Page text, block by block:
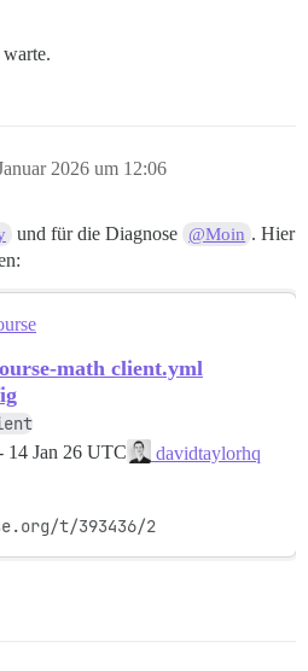
2026 um 12:06
und für die Diagnose @Moin . Hier
math client.yml
14 Jan 26 UTC
davidtaylorhq
t/393436/2